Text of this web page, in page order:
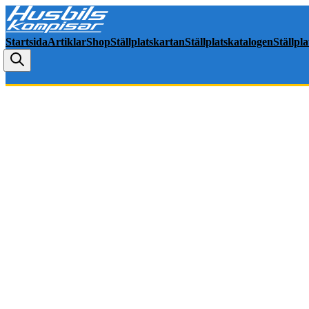
StartsidaArtiklarShopStällplatskartanStällplatskatalogen